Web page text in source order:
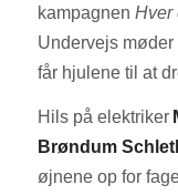
kampagnen Hver
Undervejs
får hjulene til at
Hils på elektriker
Brøndum
øjnene op for